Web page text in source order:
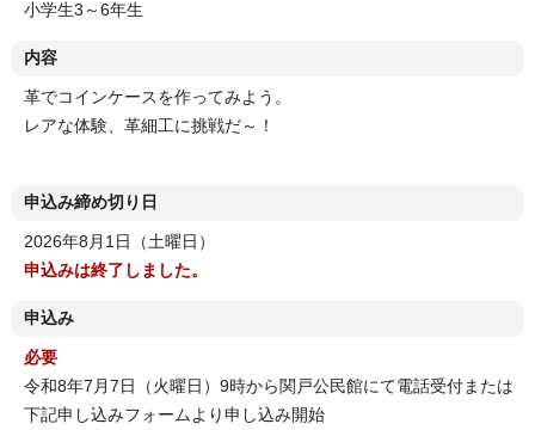
小学生3～6年生
内容
革でコインケースを作ってみよう。
レアな体験、革細工に挑戦だ～！
申込み締め切り日
2026年8月1日（土曜日）
申込みは終了しました。
申込み
必要
令和8年7月7日（火曜日）9時から関戸公民館にて電話受付または
下記申し込みフォームより申し込み開始